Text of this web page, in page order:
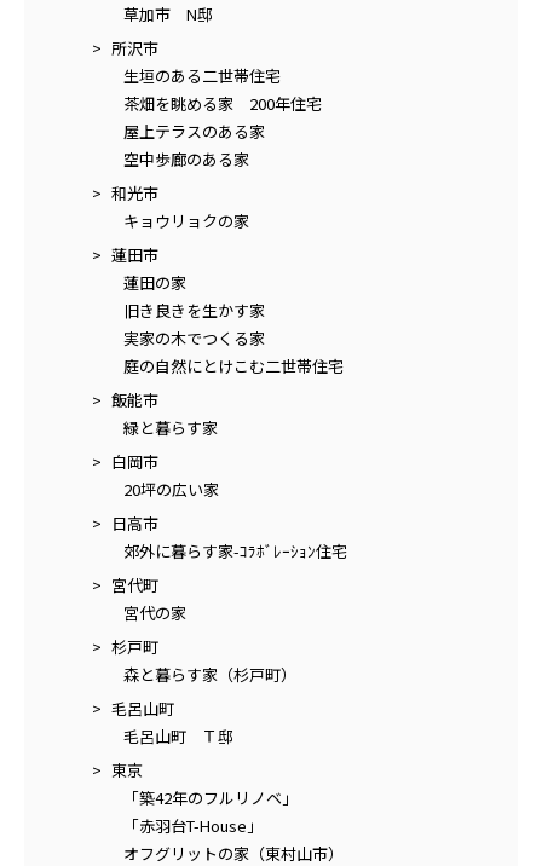
草加市 N邸
所沢市
生垣のある二世帯住宅
茶畑を眺める家 200年住宅
屋上テラスのある家
空中歩廊のある家
和光市
キョウリョクの家
蓮田市
蓮田の家
旧き良きを生かす家
実家の木でつくる家
庭の自然にとけこむ二世帯住宅
飯能市
緑と暮らす家
白岡市
20坪の広い家
日高市
郊外に暮らす家-ｺﾗﾎﾞﾚｰｼｮﾝ住宅
宮代町
宮代の家
杉戸町
森と暮らす家（杉戸町）
毛呂山町
毛呂山町 Ｔ邸
東京
「築42年のフルリノベ」
「赤羽台T-House」
オフグリットの家（東村山市）